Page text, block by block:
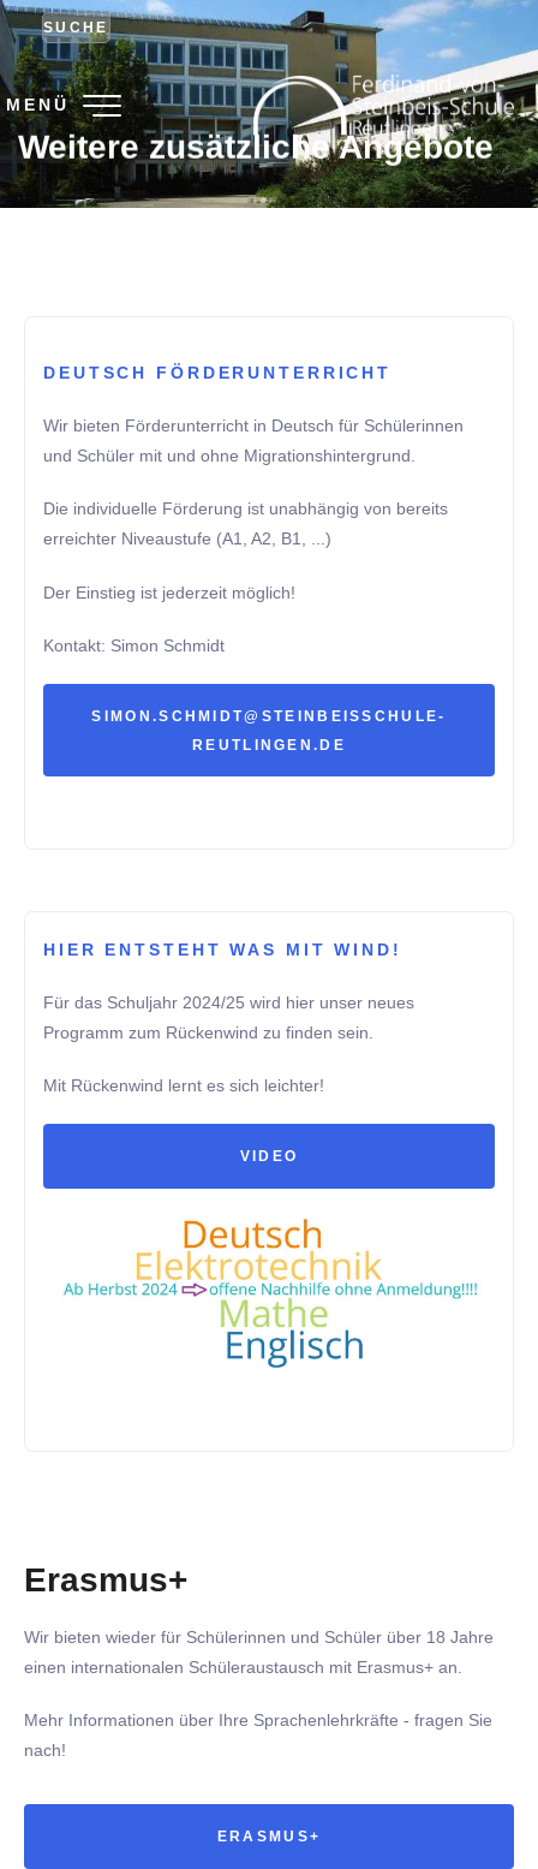
SUCHE
MENÜ
Weitere zusätzliche Angebote
DEUTSCH FÖRDERUNTERRICHT
Wir bieten Förderunterricht in Deutsch für Schülerinnen
und Schüler mit und ohne Migrationshintergrund.
Die individuelle Förderung ist unabhängig von bereits
erreichter Niveaustufe (A1, A2, B1, ...)
Der Einstieg ist jederzeit möglich!
Kontakt: Simon Schmidt
SIMON.SCHMIDT@STEINBEISSCHULE-
REUTLINGEN.DE
HIER ENTSTEHT WAS MIT WIND!
Für das Schuljahr 2024/25 wird hier unser neues
Programm zum Rückenwind zu finden sein.
Mit Rückenwind lernt es sich leichter!
VIDEO
Erasmus+
Wir bieten wieder für Schülerinnen und Schüler über 18 Jahre
einen internationalen Schüleraustausch mit Erasmus+ an.
Mehr Informationen über Ihre Sprachenlehrkräfte - fragen Sie
nach!
ERASMUS+